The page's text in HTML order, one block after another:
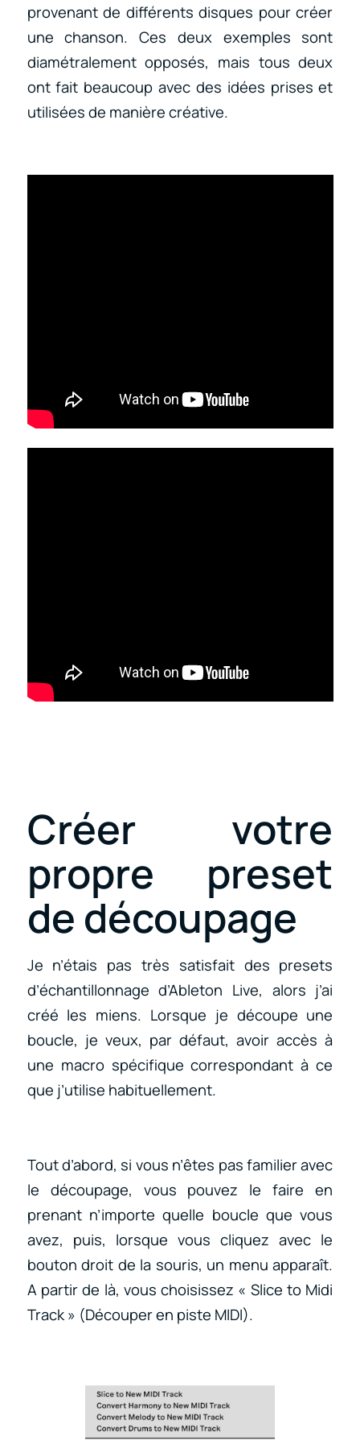
provenant de différents disques pour créer
une chanson. Ces deux exemples sont
diamétralement opposés, mais tous deux
ont fait beaucoup avec des idées prises et
utilisées de manière créative.
Créer votre
propre preset
de découpage
Je n’étais pas très satisfait des presets
d’échantillonnage d’Ableton Live, alors j’ai
créé les miens. Lorsque je découpe une
boucle, je veux, par défaut, avoir accès à
une macro spécifique correspondant à ce
que j’utilise habituellement.
Tout d’abord, si vous n’êtes pas familier avec
le découpage, vous pouvez le faire en
prenant n’importe quelle boucle que vous
avez, puis, lorsque vous cliquez avec le
bouton droit de la souris, un menu apparaît.
A partir de là, vous choisissez « Slice to Midi
Track » (Découper en piste MIDI).